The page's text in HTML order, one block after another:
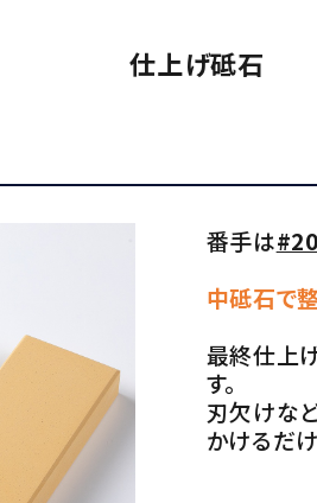
仕上げ砥石
番手は
中砥石で
最終仕上
す。
刃欠けな
かけるだ